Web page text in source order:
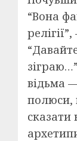
“Вона
відьма
полюси,
сказати